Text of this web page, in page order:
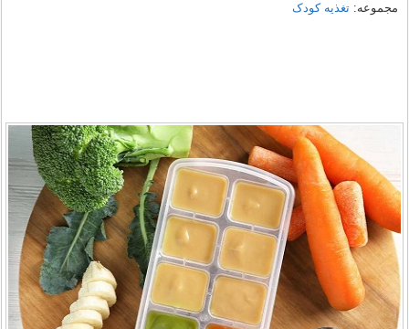
مجموعه:تغذیه کودک